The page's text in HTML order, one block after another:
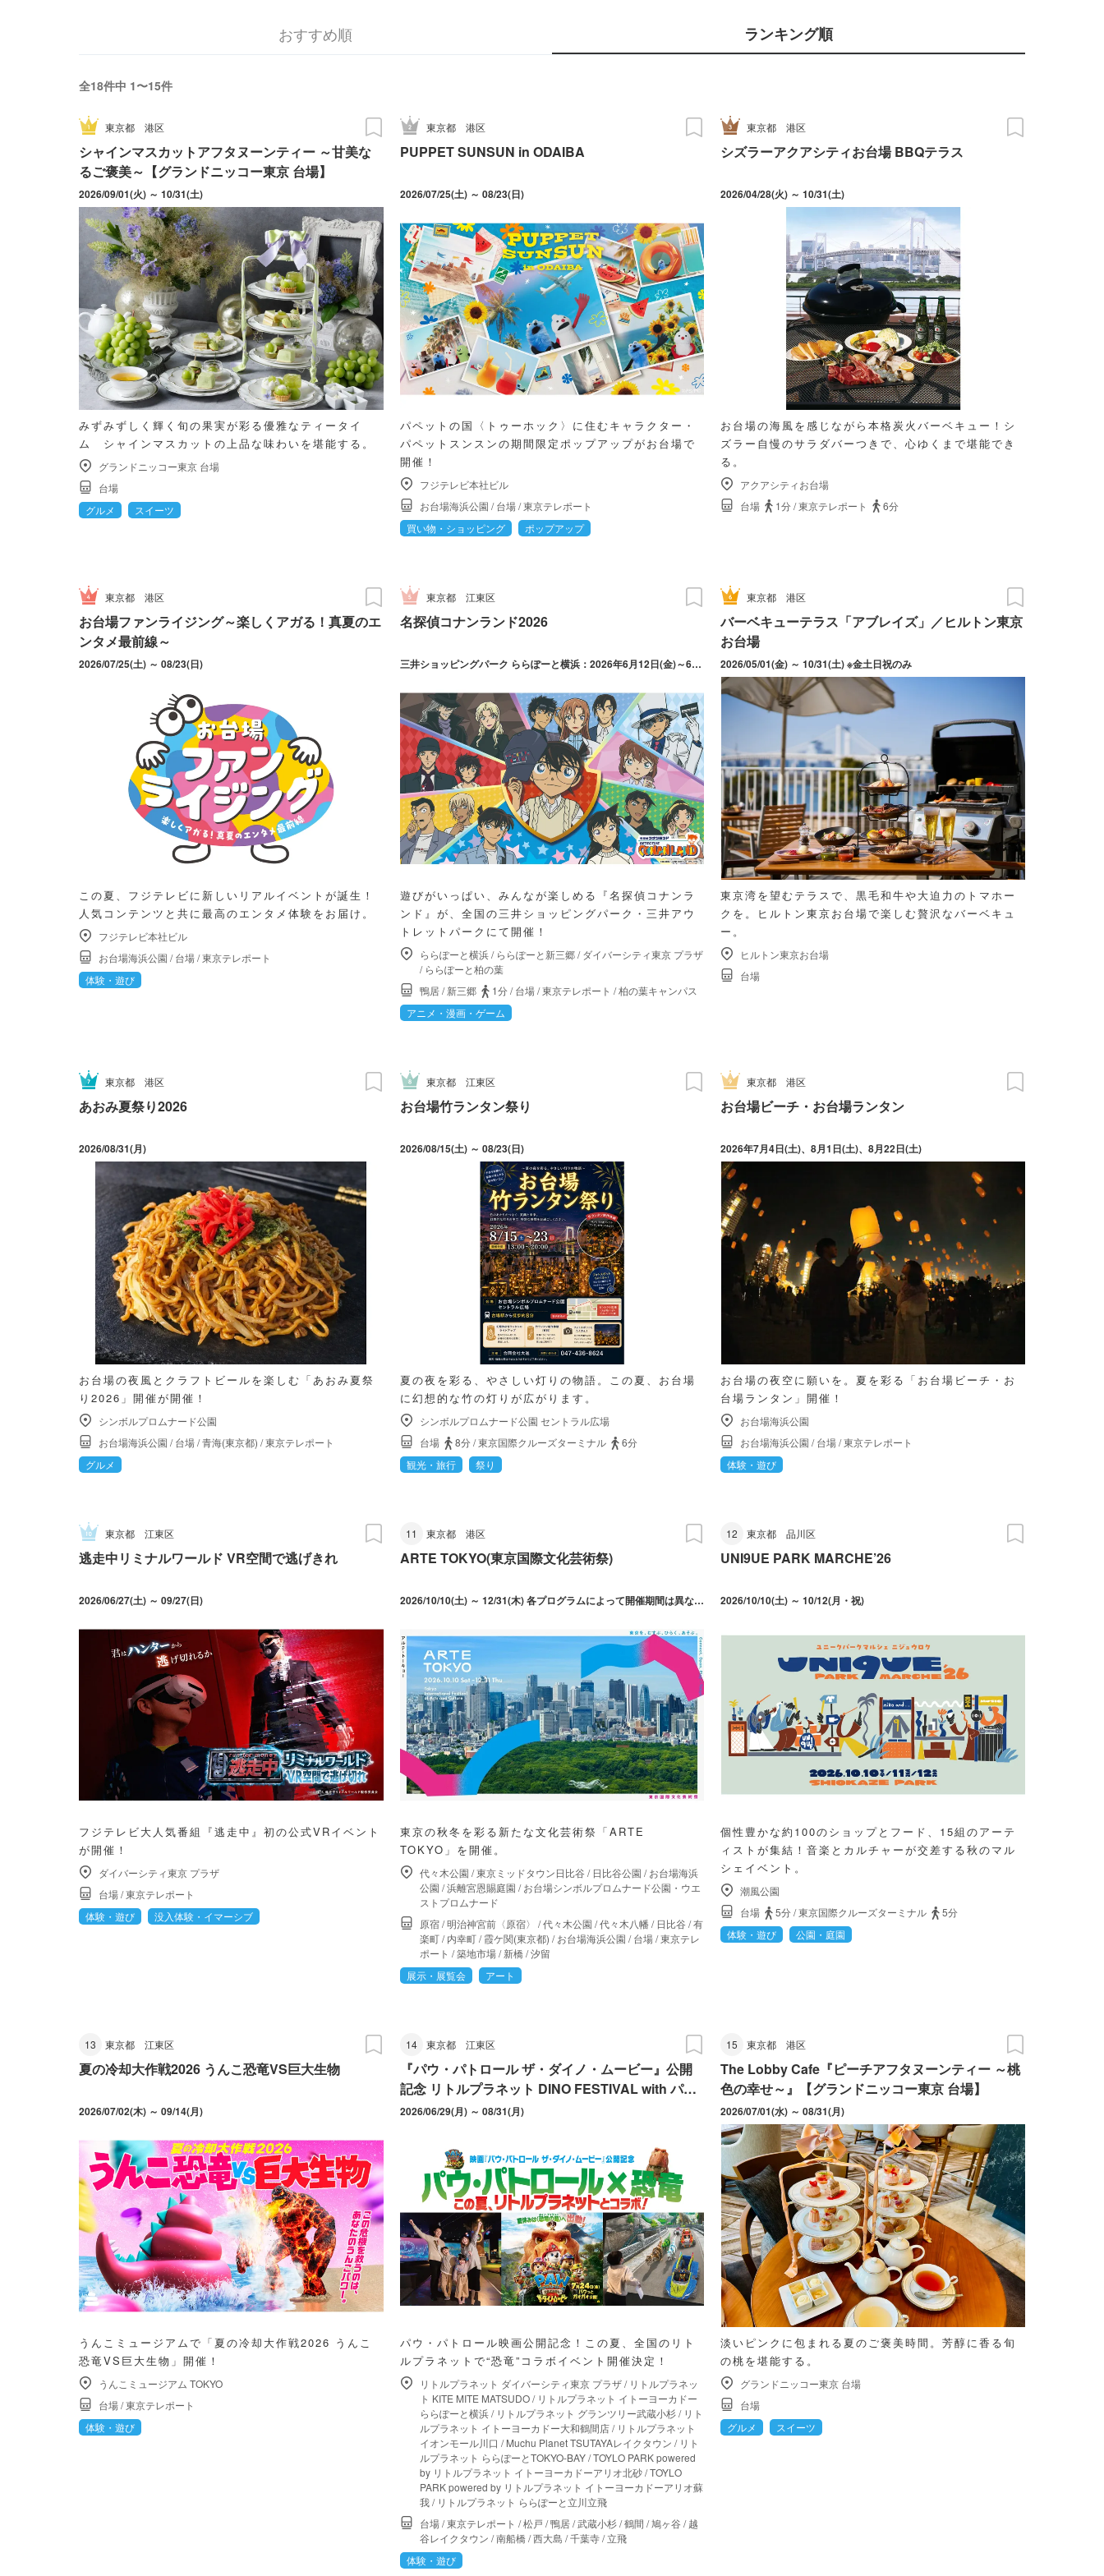
おすすめ順 ランキング順
全18件中 1〜15件
東京都 港区
シャインマスカットアフタヌーンティー ～甘美な
るご褒美～【グランドニッコー東京 台場】
2026/09/01(火) ～ 10/31(土)
みずみずしく輝く旬の果実が彩る優雅なティータイ
ム シャインマスカットの上品な味わいを堪能する。
グランドニッコー東京 台場
台場
グルメ
スイーツ
東京都港区
PUPPET SUNSUN in ODAIBA
2026/07/25(土) ～ 08/23(日)
パペットの国〈トゥーホック〉に住むキャラクター・
パペットスンスンの期間限定ポップアップがお台場で
開催！
フジテレビ本社ビル
お台場海浜公園 /台場/東京テレポート
買い物・ショッピング
ポップアップ
東京都 港区
シズラーアクアシティお台場 BBQテラス
2026/04/28(火) ～ 10/31(土)
お台場の海風を感じながら本格炭火バーベキュー！シ
ズラー自慢のサラダバーつきで、心ゆくまで堪能でき
る。
アクアシティお台場
台場
1分/東京テレポート 6分
東京都 港区
お台場ファンライジング～楽しくアガる！真夏のエ
ンタメ最前線～
2026/07/25(土) ～ 08/23(日)
この夏、フジテレビに新しいリアルイベントが誕生！
人気コンテンツと共に最高のエンタメ体験をお届け。
フジテレビ本社ビル
お台場海浜公園 /台場/東京テレポート
体験・遊び
東京都江東区
名探偵コナンランド2026
三井ショッピングパーク ららぽーと横浜：2026年6月12日(金)～6月21日(日) 三井ショッピングパーク ららぽーと柏の葉：2026年7月10日(金)～7月20日(月・祝) 三井ショッピングパーク ららぽーと新三郷：2026年8月21日(金)～8月30日(日) ダイバーシティ東京 プラザ：2026年12月25日(金)～2027年1月11日(月・祝)
遊びがいっぱい、みんなが楽しめる『名探偵コナンラ
ンド』が、全国の三井ショッピングパーク・三井アウ
トレットパークにて開催！
ららぽーと横浜/ ららぽーと新三郷/ダイバーシティ東京 プラザ
/ ららぽーと柏の葉
鴨居/新三郷 1分/台場/東京テレポート /柏の葉キャンパス
アニメ・漫画・ゲーム
東京都 港区
バーベキューテラス「アブレイズ」／ヒルトン東京
お台場
2026/05/01(金) ～ 10/31(土) ※金土日祝のみ
東京湾を望むテラスで、黒毛和牛や大迫力のトマホー
クを。ヒルトン東京お台場で楽しむ贅沢なバーベキュ
ー。
ヒルトン東京お台場
台場
東京都 港区
あおみ夏祭り2026
2026/08/31(月)
お台場の夜風とクラフトビールを楽しむ「あおみ夏祭
り2026」開催が開催！
シンボルプロムナード公園
お台場海浜公園 /台場/青海(東京都) /東京テレポート
グルメ
東京都江東区
お台場竹ランタン祭り
2026/08/15(土) ～ 08/23(日)
夏の夜を彩る、やさしい灯りの物語。この夏、お台場
に幻想的な竹の灯りが広がります。
シンボルプロムナード公園 セントラル広場
台場
8分/東京国際クルーズターミナル
6分
観光・旅行
祭り
東京都 港区
お台場ビーチ・お台場ランタン
2026年7月4日(土)、8月1日(土)、8月22日(土)
お台場の夜空に願いを。夏を彩る「お台場ビーチ・お
台場ランタン」開催！
お台場海浜公園
お台場海浜公園 /台場/東京テレポート
体験・遊び
東京都 江東区
逃走中リミナルワールド VR空間で逃げきれ
2026/06/27(土) ～ 09/27(日)
フジテレビ大人気番組『逃走中』初の公式VRイベント
が開催！
ダイバーシティ東京 プラザ
台場/東京テレポート
体験・遊び
没入体験・イマーシブ
11 東京都港区
ARTE TOKYO(東京国際文化芸術祭)
2026/10/10(土) ～ 12/31(木) 各プログラムによって開催期間は異なります。
東京の秋冬を彩る新たな文化芸術祭「ARTE
TOKYO」を開催。
代々木公園 /東京ミッドタウン日比谷 / 日比谷公園 /お台場海浜
公園 /浜離宮恩賜庭園 /お台場シンボルプロムナード公園・ウエ
ストプロムナード
原宿/明治神宮前〈原宿〉 /代々木公園 /代々木八幡/ 日比谷 /有
楽町/内幸町/霞ケ関(東京都) /お台場海浜公園 /台場/東京テレ
ポート /築地市場/新橋/汐留
展示・展覧会
アート
12 東京都 品川区
UNI9UE PARK MARCHE’26
2026/10/10(土) ～ 10/12(月・祝)
個性豊かな約100のショップとフード、15組のアーテ
ィストが集結！音楽とカルチャーが交差する秋のマル
シェイベント。
潮風公園
台場
5分/東京国際クルーズターミナル
5分
体験・遊び
公園・庭園
13 東京都 江東区
夏の冷却大作戦2026 うんこ恐竜VS巨大生物
2026/07/02(木) ～ 09/14(月)
うんこミュージアムで「夏の冷却大作戦2026 うんこ
恐竜VS巨大生物」開催！
うんこミュージアム TOKYO
台場/東京テレポート
体験・遊び
14 東京都江東区
『パウ・パトロール ザ・ダイノ・ムービー』公開
記念 リトルプラネット DINO FESTIVAL with パ
ウ・パトロール
2026/06/29(月) ～ 08/31(月)
パウ・パトロール映画公開記念！この夏、全国のリト
ルプラネットで“恐竜”コラボイベント開催決定！
リトルプラネット ダイバーシティ東京 プラザ/ リトルプラネッ
ト KITE MITE MATSUDO/ リトルプラネット イトーヨーカドー
ららぽーと横浜/ リトルプラネット グランツリー武蔵小杉/ リト
ルプラネット イトーヨーカドー大和鶴間店/ リトルプラネット
イオンモール川口 /Muchu Planet TSUTAYAレイクタウン / リト
ルプラネット ららぽーとTOKYO-BAY/TOYLO PARK powered
by リトルプラネット イトーヨーカドーアリオ北砂/TOYLO
PARK powered by リトルプラネット イトーヨーカドーアリオ蘇
我/ リトルプラネット ららぽーと立川立飛
台場/東京テレポート /松戸 /鴨居/武蔵小杉/鶴間 /鳩ヶ谷 /越
谷レイクタウン /南船橋/西大島 /千葉寺/立飛
体験・遊び
15 東京都 港区
The Lobby Cafe『ピーチアフタヌーンティー ～桃
色の幸せ～』【グランドニッコー東京 台場】
2026/07/01(水) ～ 08/31(月)
淡いピンクに包まれる夏のご褒美時間。芳醇に香る旬
の桃を堪能する。
グランドニッコー東京 台場
台場
グルメ
スイーツ